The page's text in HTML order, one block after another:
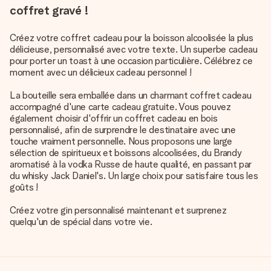
coffret gravé !
Créez votre coffret cadeau pour la boisson alcoolisée la plus
délicieuse, personnalisé avec votre texte. Un superbe cadeau
pour porter un toast à une occasion particulière. Célébrez ce
moment avec un délicieux cadeau personnel !
La bouteille sera emballée dans un charmant coffret cadeau
accompagné d'une carte cadeau gratuite. Vous pouvez
également choisir d'offrir un coffret cadeau en bois
personnalisé, afin de surprendre le destinataire avec une
touche vraiment personnelle. Nous proposons une large
sélection de spiritueux et boissons alcoolisées, du Brandy
aromatisé à la vodka Russe de haute qualité, en passant par
du whisky Jack Daniel's. Un large choix pour satisfaire tous les
goûts !
Créez votre gin personnalisé maintenant et surprenez
quelqu'un de spécial dans votre vie.